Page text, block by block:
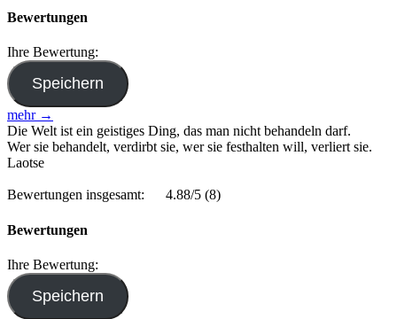
Bewertungen
Ihre Bewertung:
mehr →
Die Welt ist ein geistiges Ding, das man nicht behandeln darf.
Wer sie behandelt, verdirbt sie, wer sie festhalten will, verliert sie.
Laotse
Bewertungen insgesamt: 4.88/5 (8)
Bewertungen
Ihre Bewertung: